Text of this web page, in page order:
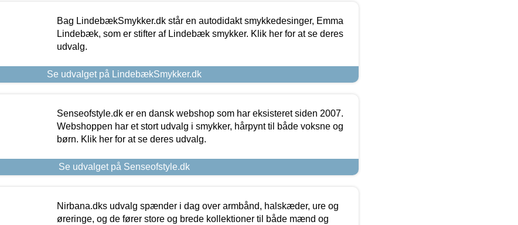
Bag LindebækSmykker.dk står en autodidakt smykkedesinger, Emma
Lindebæk, som er stifter af Lindebæk smykker. Klik her for at se deres
udvalg.
Se udvalget på LindebækSmykker.dk
Senseofstyle.dk er en dansk webshop som har eksisteret siden 2007.
Webshoppen har et stort udvalg i smykker, hårpynt til både voksne og
børn. Klik her for at se deres udvalg.
Se udvalget på Senseofstyle.dk
Nirbana.dks udvalg spænder i dag over armbånd, halskæder, ure og
øreringe, og de fører store og brede kollektioner til både mænd og